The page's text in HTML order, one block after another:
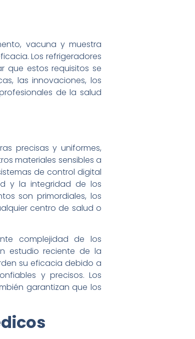
vacuna y muestra
Los refrigeradores
que estos requisitos se
las innovaciones, los
de la salud
precisas y uniformes,
materiales sensibles a
de control digital
y la integridad de los
son primordiales, los
centro de salud o
complejidad de los
estudio reciente de la
su eficacia debido a
y precisos. Los
garantizan que los